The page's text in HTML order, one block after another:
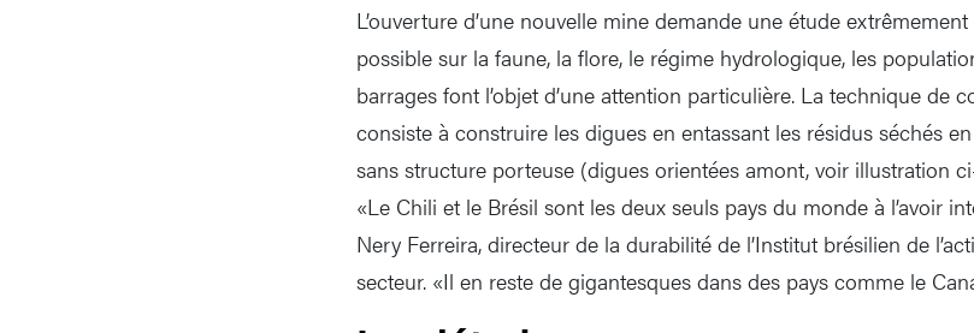
L’ouverture d’une nouvelle mine demande une étude
possible sur la faune, la flore, le régime hydrologique, les
barrages font l’objet d’une attention particulière. La technique de
consiste à construire les digues en entassant les résidus séchés
sans structure porteuse (digues orientées amont, voir illustration
«Le Chili et le Brésil sont les deux seuls pays du monde à l’avoir
Nery Ferreira, directeur de la durabilité de l’Institut brésilien de
secteur. «Il en reste de gigantesques dans des pays comme le